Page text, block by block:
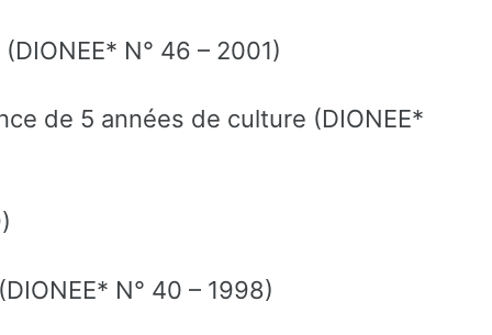
(DIONEE* N° 46 – 2001)
de 5 années de culture (DIONEE*
N° 40 – 1998)